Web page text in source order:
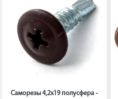
Саморезы 4,2х19 полусфера -